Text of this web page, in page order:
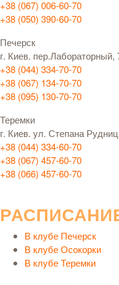
+38 (067) 006-60-70
+38 (050) 390-60-70
Печерск
г. Киев. пер.Лабораторный,
+38 (044) 334-70-70
+38 (067) 134-70-70
+38 (095) 130-70-70
Теремки
г. Киев. ул. Степана
+38 (044) 334-60-70
+38 (067) 457-60-70
+38 (066) 457-60-70
В клубе Печерск
В клубе Осокорки
В клубе Теремки